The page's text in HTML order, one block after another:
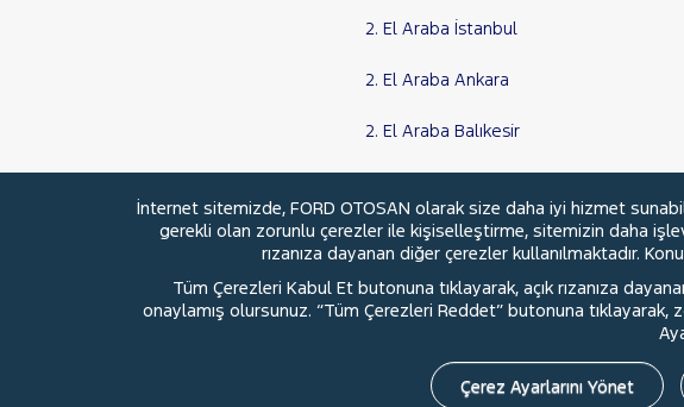
2. El Araba İstanbul
2. El Araba Ankara
2. El Araba Balıkesir
2. El Araba Samsun
Hakkımızda
İnternet sitemizde, FORD OTOSAN olarak size daha iyi hizmet
gerekli olan zorunlu çerezler ile kişiselleştirme, sitemizin daha
rızanıza dayanan diğer çerezler kullanılmaktadır.
Tüm Çerezleri Kabul Et butonuna tıklayarak, açık rızanıza
onaylamış olursunuz. “Tüm Çerezleri Reddet” butonuna tıklayarak,
Çerez Ayarlarını Yönet